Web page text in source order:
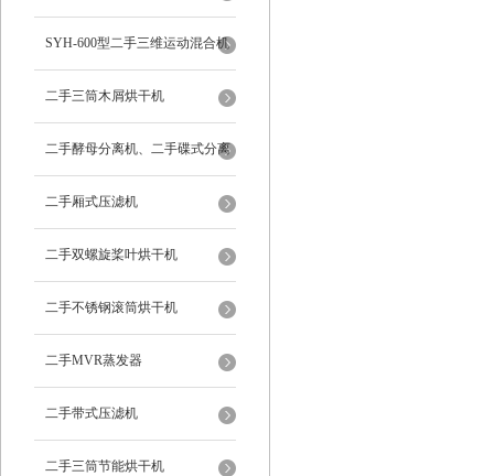
SYH-600型二手三维运动混合机
二手三筒木屑烘干机
二手酵母分离机、二手碟式分离
机
二手厢式压滤机
二手双螺旋桨叶烘干机
二手不锈钢滚筒烘干机
二手MVR蒸发器
二手带式压滤机
二手三筒节能烘干机